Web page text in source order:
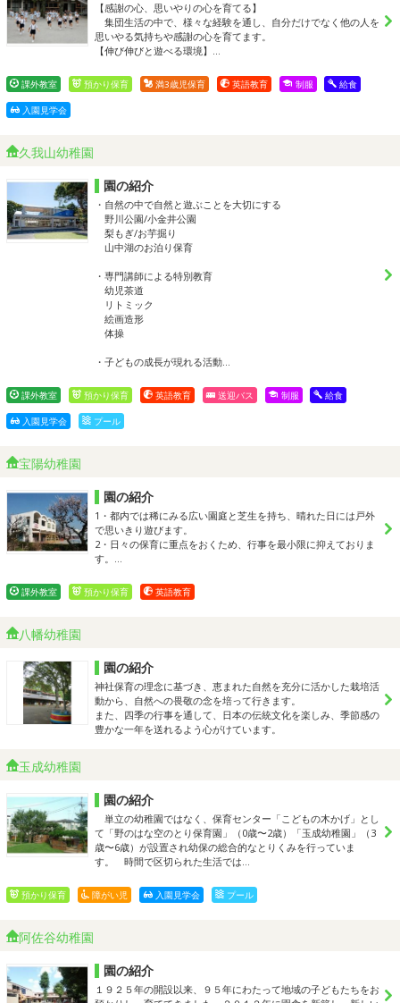
【感謝の心、思いやりの心を育てる】
集団生活の中で、様々な経験を通し、自分だけでなく他の人を
思いやる気持ちや感謝の心を育てます。
【伸び伸びと遊べる環境】…
課外教室 預かり保育 満3歳児保育 英語教育 制服 給食
入園見学会
久我山幼稚園
園の紹介
・自然の中で自然と遊ぶことを大切にする
野川公園/小金井公園
梨もぎ/お芋掘り
山中湖のお泊り保育
・専門講師による特別教育
幼児茶道
リトミック
絵画造形
体操
・子どもの成長が現れる活動…
課外教室 預かり保育 英語教育 送迎バス 制服 給食
入園見学会 プール
宝陽幼稚園
園の紹介
1・都内では稀にみる広い園庭と芝生を持ち、晴れた日には戸外
で思いきり遊びます。
2・日々の保育に重点をおくため、行事を最小限に抑えておりま
す。…
課外教室 預かり保育 英語教育
八幡幼稚園
園の紹介
神社保育の理念に基づき、恵まれた自然を充分に活かした栽培活
動から、自然への畏敬の念を培って行きます。
また、四季の行事を通して、日本の伝統文化を楽しみ、季節感の
豊かな一年を送れるよう心がけています。
玉成幼稚園
園の紹介
単立の幼稚園ではなく、保育センター「こどもの木かげ」とし
て「野のはな空のとり保育園」（0歳〜2歳）「玉成幼稚園」（3
歳〜6歳）が設置され幼保の総合的なとりくみを行っていま
す。 時間で区切られた生活では…
預かり保育 障がい児 入園見学会 プール
阿佐谷幼稚園
園の紹介
１９２５年の開設以来、９５年にわたって地域の子どもたちをお